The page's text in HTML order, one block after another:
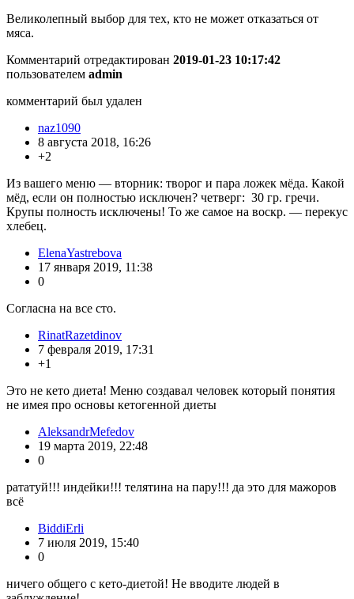
Великолепный выбор для тех, кто не может отказаться от
мяса.
Комментарий отредактирован 2019-01-23 10:17:42
пользователем admin
комментарий был удален
naz1090
8 августа 2018, 16:26
+2
Из вашего меню — вторник: творог и пара ложек мёда. Какой
мёд, если он полностью исключен? четверг: 30 гр. гречи.
Крупы полность исключены! То же самое на воскр. — перекус
хлебец.
ElenaYastrebova
17 января 2019, 11:38
0
Согласна на все сто.
RinatRazetdinov
7 февраля 2019, 17:31
+1
Это не кето диета! Меню создавал человек который понятия
не имея про основы кетогенной диеты
AleksandrMefedov
19 марта 2019, 22:48
0
рататуй!!! индейки!!! телятина на пару!!! да это для мажоров
всё
BiddiErli
7 июля 2019, 15:40
0
ничего общего с кето-диетой! Не вводите людей в